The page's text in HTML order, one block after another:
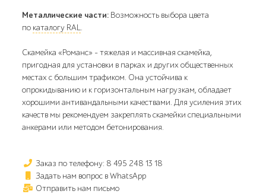
Металлические части: Возможность выбора цвета
по каталогу RAL.
Скамейка «Романс» - тяжелая и массивная скамейка,
пригодная для установки в парках и других общественных
местах с большим трафиком. Она устойчива к
опрокидыванию и к горизонтальным нагрузкам, обладает
хорошими антивандальными качествами. Для усиления этих
качеств мы рекомендуем закреплять скамейки специальными
анкерами или методом бетонирования.
Заказ по телефону: 8 495 248 13 18
Задать нам вопрос в WhatsApp
Отправить нам письмо